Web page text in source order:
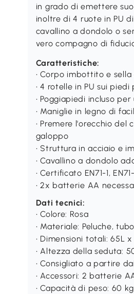
in grado di emettere
inoltre di 4 ruote in PU
cavallino a dondolo o
vero compagno di
Caratteristiche:
• Corpo imbottito e
• 4 rotelle in PU sui
• Poggiapiedi incluso
• Maniglie in legno di
• Premere l'orecchio
galoppo
• Struttura in acciaio e
• Cavallino a dondolo
• Certificato EN71-1,
• 2x batterie AA
Dati tecnici:
• Colore: Rosa
• Materiale: Peluche,
• Dimensioni totali: 65L
• Altezza della seduta:
• Consigliato a partire
• Accessori: 2 batterie
• Capacità di peso: 60 kg